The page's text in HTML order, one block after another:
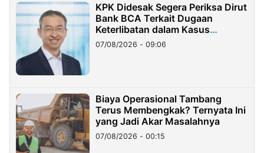
KPK Didesak Segera Periksa Dirut
Bank BCA Terkait Dugaan
Keterlibatan dalam Kasus
Hilangnya Dana Nasabah Rp2,58
Miliar
07/08/2026 - 09:06
Biaya Operasional Tambang
Terus Membengkak? Ternyata Ini
yang Jadi Akar Masalahnya
07/08/2026 - 00:15